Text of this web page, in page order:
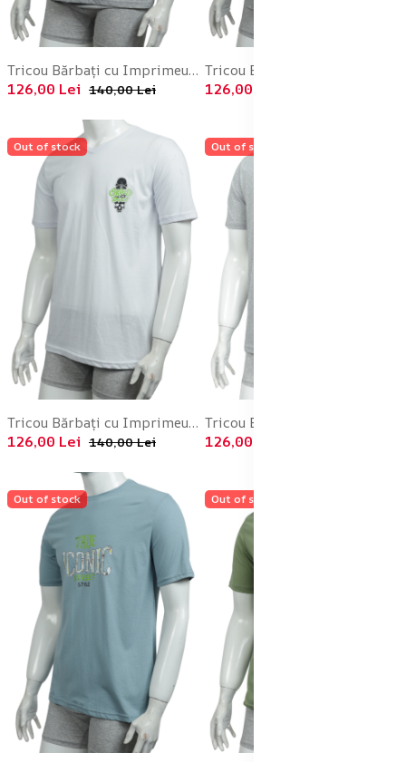
Tricou Bărbați cu Imprimeu DOWNTOWN ,Culoare Gri,Engros
126,00 Lei 140,00 Lei 126,00 Lei
Out of stock
Tricou Bărbați cu Imprimeu SKATE , Culoare Alb,Engros
126,00 Lei 140,00 Lei
Out of stock
126,00 Lei
Out of stock Out of stock